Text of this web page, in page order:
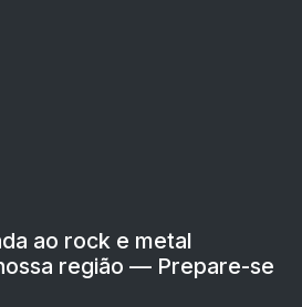
ao rock e metal
região — Prepare-se